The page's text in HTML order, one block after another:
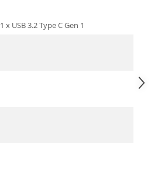
1 x USB 3.2 Type C Gen 1